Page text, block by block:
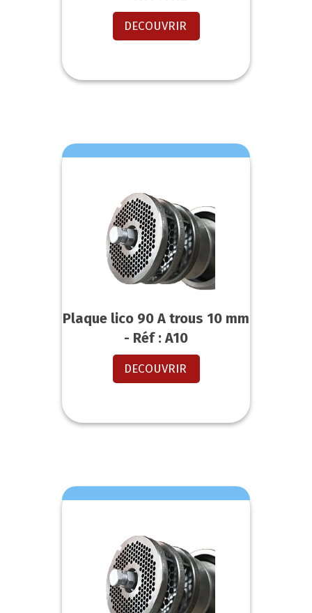
DECOUVRIR
Plaque lico 90 A trous 10 mm
- Réf : A10
DECOUVRIR